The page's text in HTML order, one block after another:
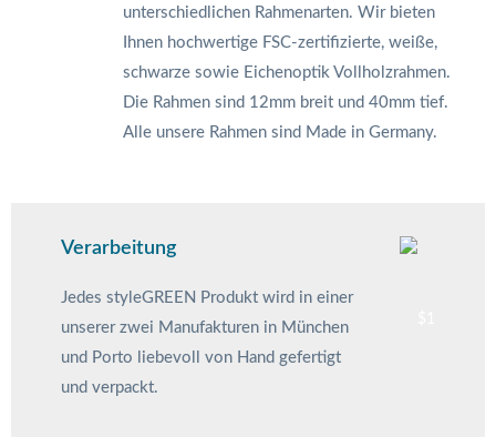
unterschiedlichen Rahmenarten. Wir bieten
Ihnen hochwertige FSC-zertifizierte, weiße,
schwarze sowie Eichenoptik Vollholzrahmen.
Die Rahmen sind 12mm breit und 40mm tief.
Alle unsere Rahmen sind Made in Germany.
Verarbeitung
Jedes styleGREEN Produkt wird in einer
unserer zwei Manufakturen in München
und Porto liebevoll von Hand gefertigt
und verpackt.